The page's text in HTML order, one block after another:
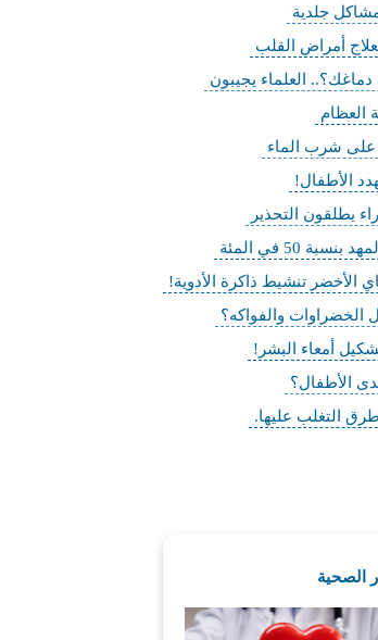
جلدية
أمراض القلب
العلماء يجيبون
العظام
على شرب الماء
الأطفال!
يطلقون التحذير
50 في المئة
الأخضر تنشيط ذاكرة الأدوية!
والفواكه؟
أمعاء البشر!
لدى الأطفال؟
التغلب عليها.
الصحية